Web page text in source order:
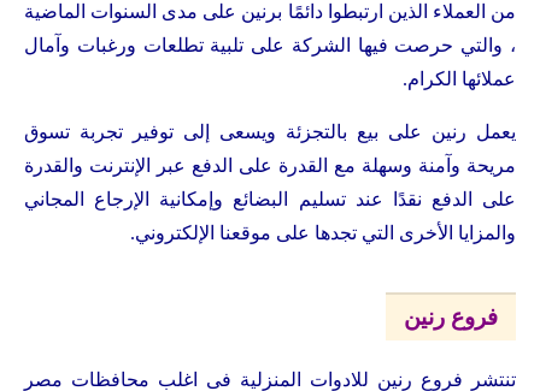
من العملاء الذين ارتبطوا دائمًا برنين على مدى السنوات الماضية
، والتي حرصت فيها الشركة على تلبية تطلعات ورغبات وآمال
عملائها الكرام.
يعمل رنين على بيع بالتجزئة ويسعى إلى توفير تجربة تسوق
مريحة وآمنة وسهلة مع القدرة على الدفع عبر الإنترنت والقدرة
على الدفع نقدًا عند تسليم البضائع وإمكانية الإرجاع المجاني
والمزايا الأخرى التي تجدها على موقعنا الإلكتروني.
فروع رنين
تنتشر فروع رنين للادوات المنزلية فى اغلب محافظات مصر